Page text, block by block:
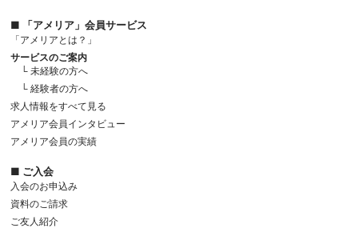
■ 「アメリア」会員サービス
「アメリアとは？」
サービスのご案内
└ 未経験の方へ
└ 経験者の方へ
求人情報をすべて見る
アメリア会員インタビュー
アメリア会員の実績
■ ご入会
入会のお申込み
資料のご請求
ご友人紹介